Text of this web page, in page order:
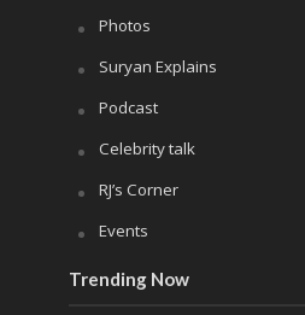
Photos
Suryan Explains
Podcast
Celebrity talk
RJ’s Corner
Events
Trending Now